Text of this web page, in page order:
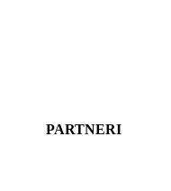
PARTNERI